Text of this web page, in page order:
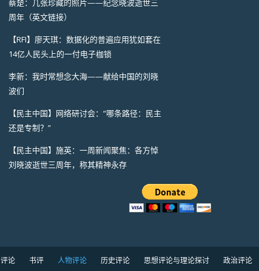
蔡楚：几张珍藏的照片——纪念晓波逝世三
周年（英文链接）
【RFI】廖天琪：数据化的普遍应用犹如套在
14亿人民头上的一付电子枷锁
李新：我时常想念大海——献给中国的刘晓
波们
【民主中国】网络研讨会：“哪条路径：民主
还是专制？”
【民主中国】施英：一周新闻聚焦：各方悼
刘晓波逝世三周年，称其精神永存
评论 书评 人物评论 历史评论 思想评论与理论探讨 政治评论